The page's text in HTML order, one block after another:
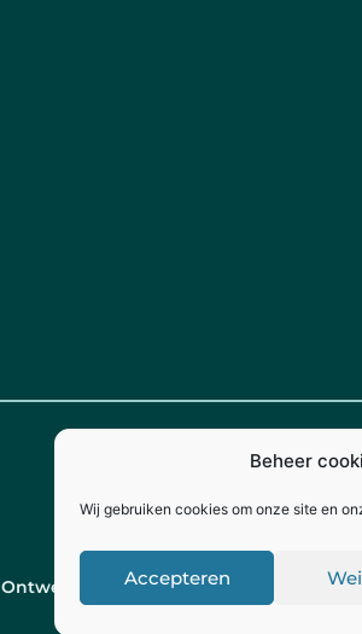
Beheer
Wij gebruiken cookies om onze site en
Accepteren
© Mts.
Ontwerp doorChangMade -